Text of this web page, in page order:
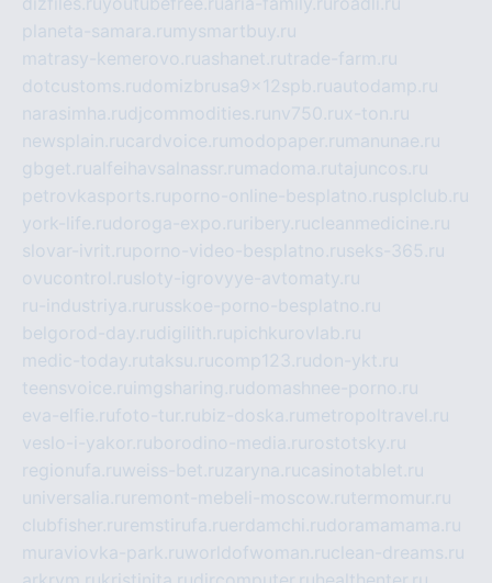
planeta-samara.ru mysmartbuy.ru
matrasy-kemerovo.ruashanet.rutrade-farm.ru
dotcustoms.rudomizbrusa9x12spb.ruautodamp.ru
narasimha.rudjcommodities.ru nv750.rux-ton.ru
newsplain.rucardvoice.ru modopaper.ru manunae.ru
gbget.rualfeihavsalnassr.ru madoma.rutajuncos.ru
petrovkasports.ruporno-online-besplatno.rusplclub.ru
york-life.rudoroga-expo.ru ribery.rucleanmedicine.ru
slovar-ivrit.ruporno-video-besplatno.ruseks-365.ru
ovucontrol.rusloty-igrovyye-avtomaty.ru
ru-industriya.ru russkoe-porno-besplatno.ru
belgorod-day.rudigilith.rupichkurovlab.ru
medic-today.rutaksu.rucomp123.rudon-ykt.ru
teensvoice.ru imgsharing.rudomashnee-porno.ru
eva-elfie.rufoto-tur.rubiz-doska.ru metropoltravel.ru
veslo-i-yakor.ruborodino-media.ru rostotsky.ru
regionufa.ruweiss-bet.ruzaryna.rucasinotablet.ru
universalia.ru remont-mebeli-moscow.rutermomur.ru
clubfisher.ru remstirufa.ruerdamchi.rudoramamama.ru
muraviovka-park.ruworldofwoman.ruclean-dreams.ru